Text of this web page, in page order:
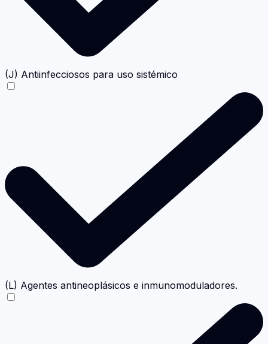
(J) Antiinfecciosos para uso sistémico
(L) Agentes antineoplásicos e inmunomoduladores.